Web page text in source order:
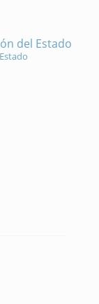
del Estado